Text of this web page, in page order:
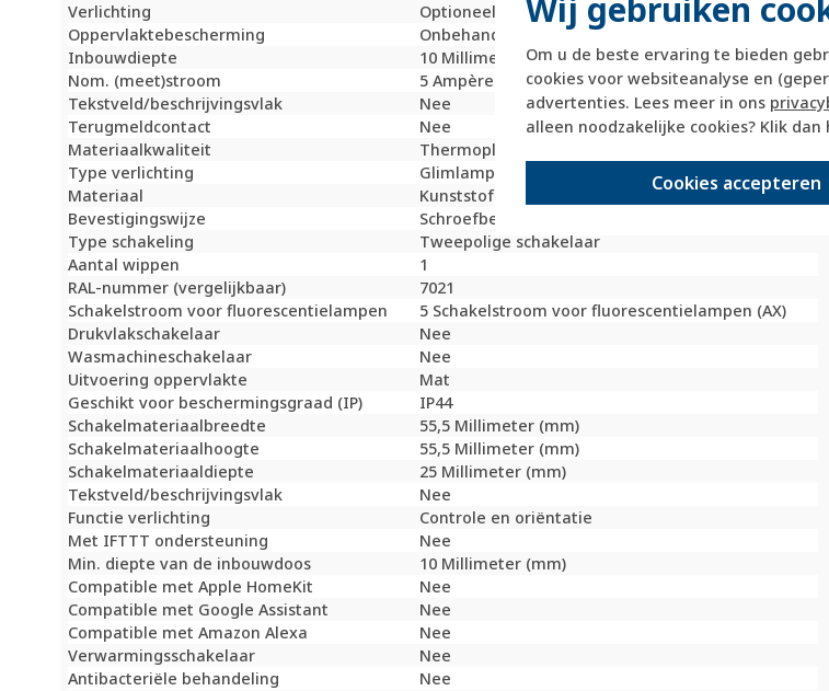
Om u de beste ervaring te bieden
cookies voor websiteanalyse en
advertenties. Lees meer in ons
alleen noodzakelijke cookies? Klik dan
Cookies accepteren
Verlichting
Optioneel
Oppervlaktebescherming
Onbehandeld
Inbouwdiepte
10 Millimeter (mm)
Nom. (meet)stroom
5 Ampère (A)
Tekstveld/beschrijvingsvlak
Nee
Terugmeldcontact
Nee
Materiaalkwaliteit
Thermoplast
Type verlichting
Glimlamp
Materiaal
Kunststof
Bevestigingswijze
Schroefbevestiging
Type schakeling
Tweepolige schakelaar
Aantal wippen
1
RAL-nummer (vergelijkbaar)
7021
Schakelstroom voor fluorescentielampen
5 Schakelstroom voor fluorescentielampen (AX)
Drukvlakschakelaar
Nee
Wasmachineschakelaar
Nee
Uitvoering oppervlakte
Mat
Geschikt voor beschermingsgraad (IP)
IP44
Schakelmateriaalbreedte
55,5 Millimeter (mm)
Schakelmateriaalhoogte
55,5 Millimeter (mm)
Schakelmateriaaldiepte
25 Millimeter (mm)
Tekstveld/beschrijvingsvlak
Nee
Functie verlichting
Controle en oriëntatie
Met IFTTT ondersteuning
Nee
Min. diepte van de inbouwdoos
10 Millimeter (mm)
Compatible met Apple HomeKit
Nee
Compatible met Google Assistant
Nee
Compatible met Amazon Alexa
Nee
Verwarmingsschakelaar
Nee
Antibacteriële behandeling
Nee